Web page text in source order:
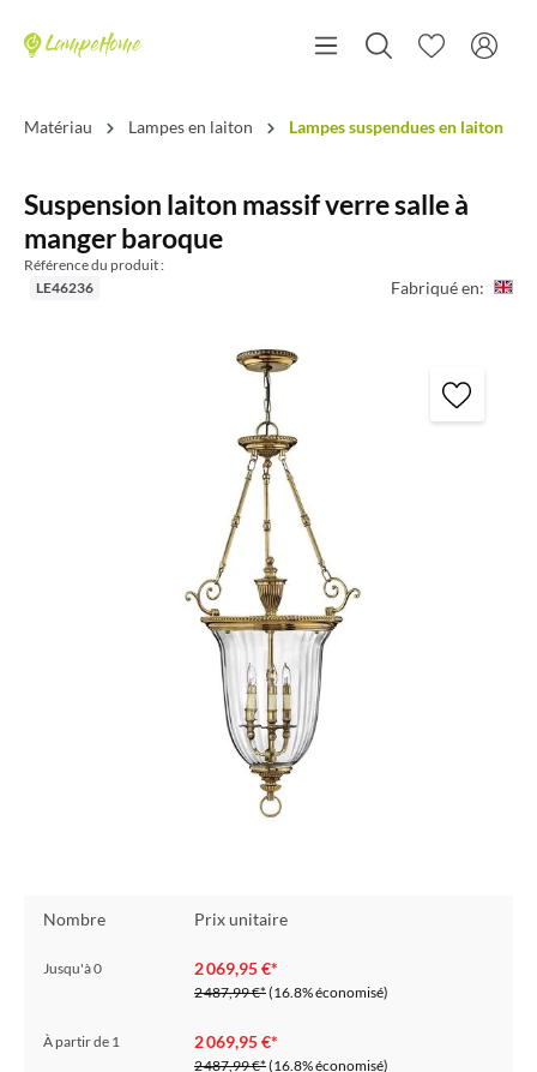
Matériau Lampes en laiton Lampes suspendues en laiton
Suspension laiton massif verre salle à
manger baroque
Référence du produit :
LE46236
Fabriqué en:
Nombre Prix unitaire
Jusqu'à0 2 069,95 €*
2 487,99 €*(16.8% économisé)
À partir de 1 2 069,95 €*
2 487,99 €*(16.8% économisé)